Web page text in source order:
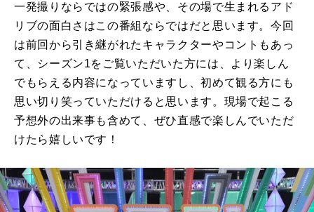
一発撮りならではの緊張感や、その場で生まれるアド
リブの面白さはこの番組ならではだと思います。今回
は前回から引き継がれたキャラクターやコントもあっ
て、シーズン1をご覧いただいた方には、より楽しん
でもらえる内容になっていますし、初めて観る方にも
思い切り笑っていただけると思います。現場で起こる
予想外の出来事も含めて、ぜひ直感で楽しんでいただ
けたら嬉しいです！